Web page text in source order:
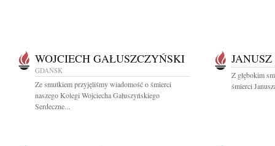
WOJCIECH GAŁUSZCZYŃSKI
GDAŃSK
Ze smutkiem przyjęliśmy wiadomość o śmierci
naszego Kolegi Wojciecha Gałuszyńskiego
Serdeczne...
Z głębokim
śmierci